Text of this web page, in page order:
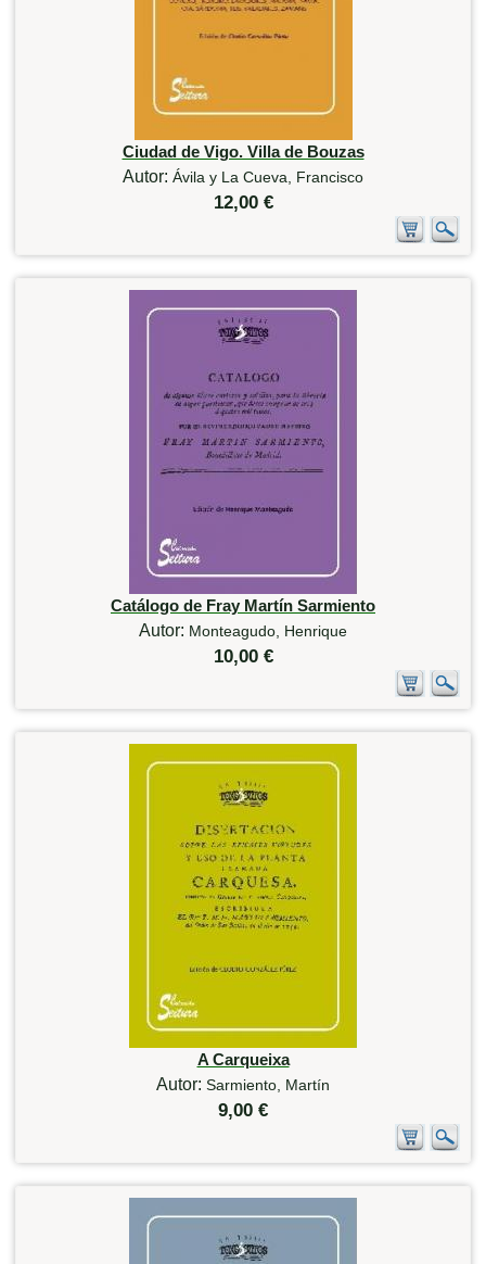
Ciudad de Vigo. Villa de Bouzas
Autor: Ávila y La Cueva, Francisco
12,00 €
Catálogo de Fray Martín Sarmiento
Autor: Monteagudo, Henrique
10,00 €
A Carqueixa
Autor: Sarmiento, Martín
9,00 €